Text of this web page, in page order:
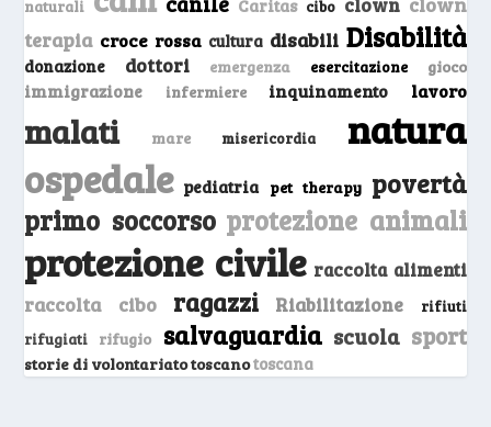
naturali Caritas cibo
terapia croce rossa cultura disabili Disabilità
donazione dottori emergenza esercitazione gioco
immigrazione infermiere inquinamento lavoro
malati mare misericordia natura
ospedale pediatria pet therapy povertà
primo soccorso protezione animali
protezione civile raccolta alimenti
raccolta cibo ragazzi Riabilitazione
rifiuti
rifugiati
rifugio salvaguardia scuola sport
storie di volontariato toscanotoscana